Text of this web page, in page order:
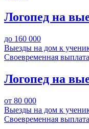
Логопед на
до 160 000
Выезды на дом к
Своевременная
Логопед на
от 80 000
Выезды на дом к
Своевременная